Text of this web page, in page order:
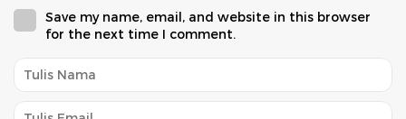
Save my name, email, and website in this browser
for the next time I comment.